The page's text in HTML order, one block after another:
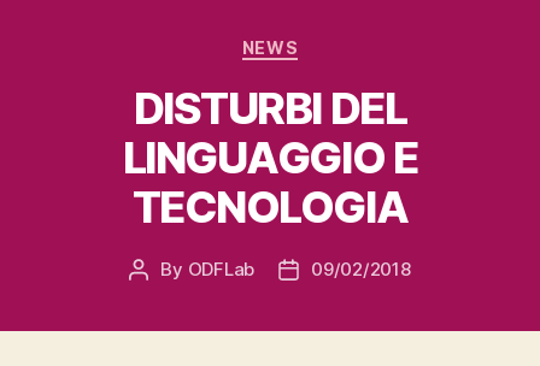
Categories
NEWS
DISTURBI DEL
LINGUAGGIO E
TECNOLOGIA
Post
By ODFLab
Post09/02/2018